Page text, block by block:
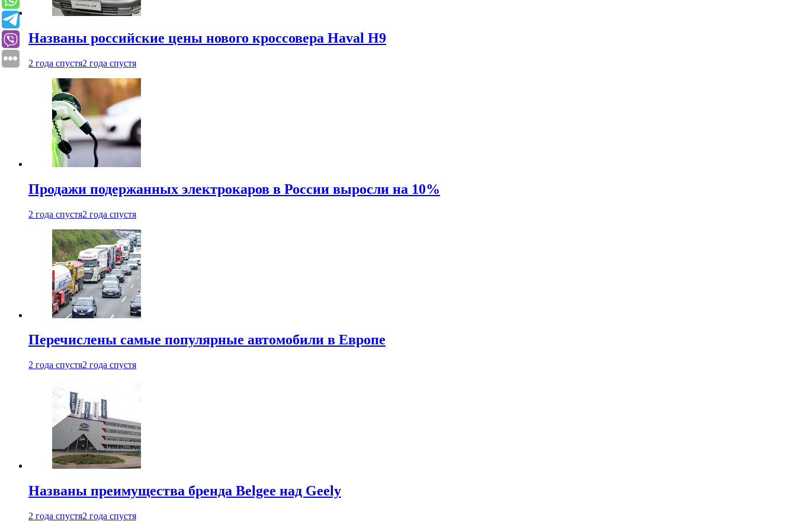
Названы российские цены нового кроссовера Haval H9
2 года спустя2 года спустя
Продажи подержанных электрокаров в России выросли на 10%
2 года спустя2 года спустя
Перечислены самые популярные автомобили в Европе
2 года спустя2 года спустя
Названы преимущества бренда Belgee над Geely
2 года спустя2 года спустя